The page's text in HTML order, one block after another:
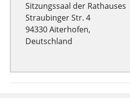
Sitzungssaal der Rathauses
Straubinger Str. 4
94330 Aiterhofen,
Deutschland